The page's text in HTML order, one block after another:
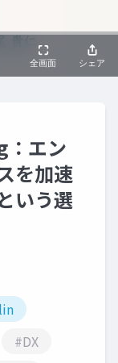
：エン
を加速
いう選
#DX